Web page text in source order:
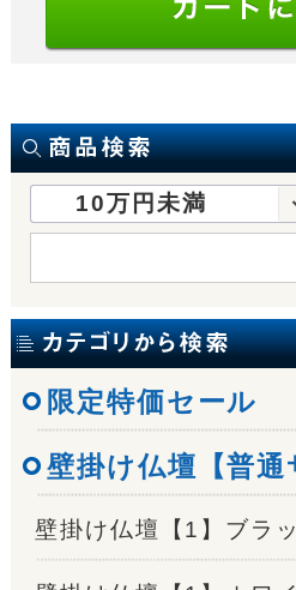
10万円未満
限定特価セール
壁掛け仏壇【普通
壁掛け仏壇【1】ブラ